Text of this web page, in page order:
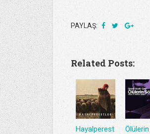
PAYLAŞ:
Related Posts:
Hayalperest
Ölülerin